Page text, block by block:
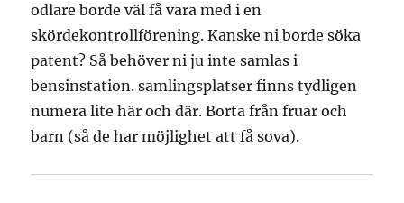
odlare borde väl få vara med i en
skördekontrollförening. Kanske ni borde söka
patent? Så behöver ni ju inte samlas i
bensinstation. samlingsplatser finns tydligen
numera lite här och där. Borta från fruar och
barn (så de har möjlighet att få sova).